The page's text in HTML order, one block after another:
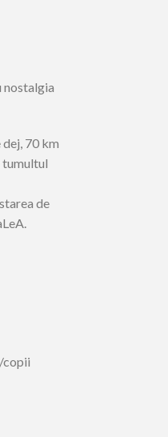
nostalgia
70 km
tumultul
de
copii